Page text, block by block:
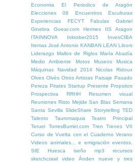
Economia
El Periodico de Aragón
Elecciones 08
Encuentros
Esculturas
Experiencias
FECYT Fabulas
Gabriel
Ginebra
Goear.com Hermes
IIS Aragon
ITAINNOVA
Inktober2015
InvesCIBA
Itemas José Antonio KANBAN LEAN Libors
Liderazgo Mallos de Riglos María Abadía
Medio Ambiente
Motos Museos
Musica
Máquinas
Navidad 2014
Nicolas Ridoux
Olves Olvés Otros Artistas Paisaje Pasado
Pereza Pirates Startup Presente Propsitos
Prospectiva
RRHH
Resumen visual
Reuniones Risto Mejide San Blas Semana
Santa Sevilla SlideShare Storytelling TED
Talento
Tauromaquia
Teatro Principal
Teruel
TorresBurriel.com Tren Trenes
VII
Curso de Vuelta con el Cuaderno Verano
Videos animales... e emigración eventos.
SIE Huesca
iseño mp3
recursos
sketchcrawl
video
Ánden nueve y tres